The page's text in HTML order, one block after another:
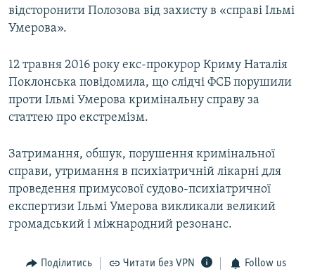
відсторонити Полозова від захисту в «справі Ільмі
Умерова».
12 травня 2016 року екс-прокурор Криму Наталія
Поклонська повідомила, що слідчі ФСБ порушили
проти Ільмі Умерова кримінальну справу за
статтею про екстремізм.
Затримання, обшук, порушення кримінальної
справи, утримання в психіатричній лікарні для
проведення примусової судово-психіатричної
експертизи Ільмі Умерова викликали великий
громадський і міжнародний резонанс.
Поділитись Читати без VPN Follow us